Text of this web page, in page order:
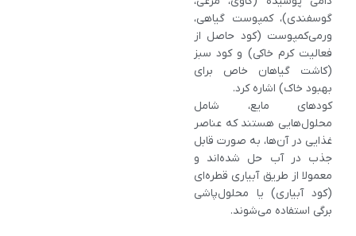
گوسفندی)، کمپوست گیاهی،
ورمی‌کمپوست (کود حاصل از
فعالیت کرم خاکی) و کود سبز
(کاشت گیاهان خاص برای
بهبود خاک) اشاره کرد.
کودهای مایع، شامل
محلول‌هایی هستند که عناصر
غذایی در آن‌ها، به‌ صورت قابل
جذب در آب حل شده‌اند و
معمولا از طریق آبیاری قطره‌ای
(کود آبیاری) یا محلول‌پاشی
برگی استفاده می‌شوند.